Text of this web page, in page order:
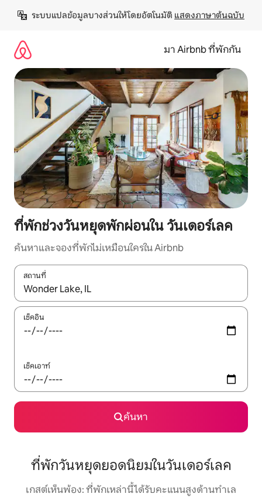
เนื้อหา
ระบบแปลข้อมูลบางส่วนให้โดยอัตโนมัติ แสดงภาษาต้นฉบับ
มา Airbnb ที่พักกัน
ที่พักช่วงวันหยุดพักผ่อนใน วันเดอร์เลค
ค้นหาและจองที่พักไม่เหมือนใครใน Airbnb
สถานที่
ใช้ลูกศรขึ้นลง หรือใช้การสัมผัสหรือปัด เพื่อสำรวจผลการค้นหา
เช็คอิน
เช็คเอาท์
ค้นหา
ที่พักวันหยุดยอดนิยมในวันเดอร์เลค
เกสต์เห็นพ้อง: ที่พักเหล่านี้ได้รับคะแนนสูงด้านทำเล